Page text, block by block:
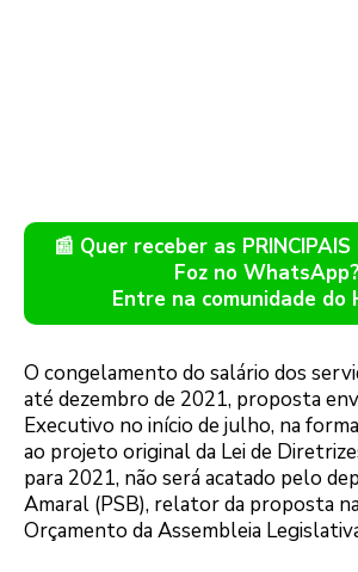
📰 Quer receber as
Foz no WhatsApp?
Entre na comunidade do
O congelamento do salário dos
até dezembro de 2021, proposta
Executivo no início de julho, na
ao projeto original da Lei de
para 2021, não será acatado pelo
Amaral (PSB), relator da proposta
Orçamento da Assembleia